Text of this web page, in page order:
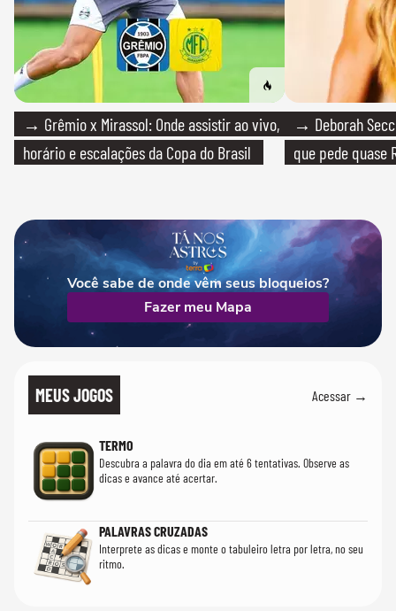
→ Grêmio x Mirassol: Onde assistir ao vivo,
horário e escalações da Copa do Brasil
→ Deborah
que pede quase
Você sabe de onde vêm seus bloqueios?
Fazer meu Mapa
MEUS JOGOS Acessar →
TERMO
Descubra a palavra do dia em até 6 tentativas. Observe as
dicas e avance até acertar.
PALAVRAS CRUZADAS
Interprete as dicas e monte o tabuleiro letra por letra, no seu
ritmo.